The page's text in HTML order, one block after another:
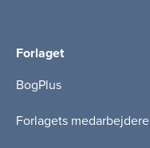
Forlaget
BogPlus
Forlagets medarbejdere